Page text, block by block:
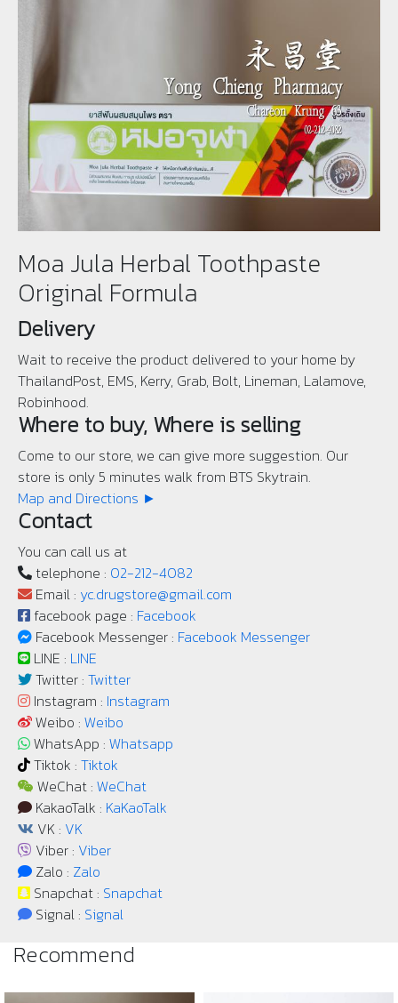
Moa Jula Herbal Toothpaste
Original Formula
Delivery
Wait to receive the product delivered to your home by
ThailandPost, EMS, Kerry, Grab, Bolt, Lineman, Lalamove,
Robinhood.
Where to buy, Where is selling
Come to our store, we can give more suggestion. Our
store is only 5 minutes walk from BTS Skytrain.
Map and Directions ►
Contact
You can call us at
telephone : 02-212-4082
Email : yc.drugstore@gmail.com
facebook page : Facebook
Facebook Messenger : Facebook Messenger
LINE : LINE
Twitter : Twitter
Instagram : Instagram
Weibo : Weibo
WhatsApp : Whatsapp
Tiktok : Tiktok
WeChat : WeChat
KakaoTalk : KaKaoTalk
VK : VK
Viber : Viber
Zalo : Zalo
Snapchat : Snapchat
Signal : Signal
Recommend